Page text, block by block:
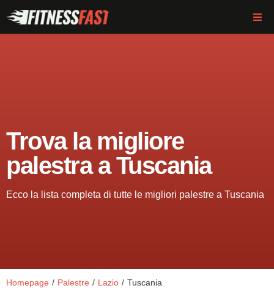
Trova la migliore
palestra a Tuscania
Ecco la lista completa di tutte le migliori palestre a Tuscania
Homepage / Palestre / Lazio / Tuscania